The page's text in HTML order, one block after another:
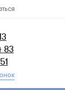
83